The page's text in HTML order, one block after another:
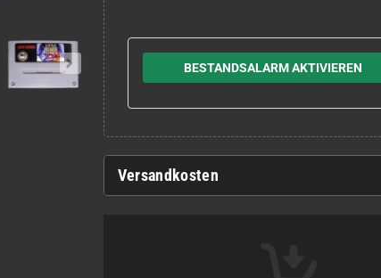
BESTANDSALARM AKTIVIEREN
Versandkosten